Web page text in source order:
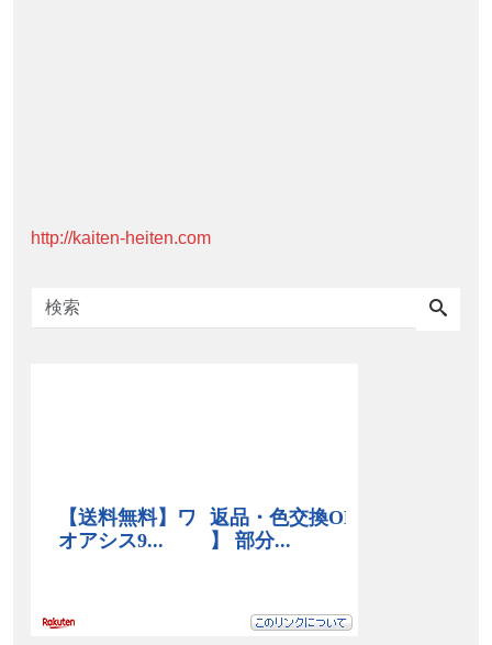
http://kaiten-heiten.com